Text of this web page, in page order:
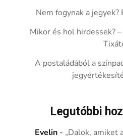
Nem fogynak a
Mikor és hol hirdessek?
A postaládából a
Legutóbbi
Evelin - „Dalok, amiket